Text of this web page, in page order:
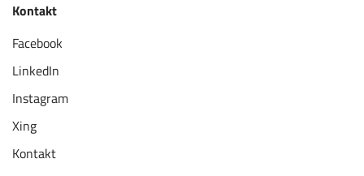
Kontakt
Facebook
LinkedIn
Instagram
Xing
Kontakt